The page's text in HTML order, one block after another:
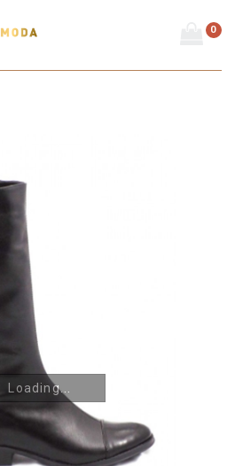
0
Cizme damă - toc mic
naturală C11
Loading...